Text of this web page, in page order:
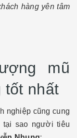
hàng yên tâm
mũ
tốt nhất
nghiệp cũng cung
tại sao người tiêu